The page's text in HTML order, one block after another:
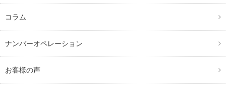
コラム
ナンバーオペレーション
お客様の声